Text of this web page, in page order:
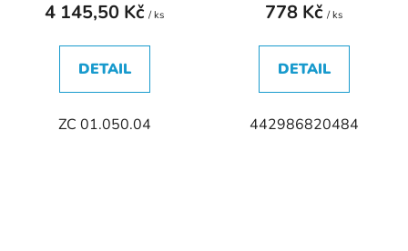
4 145,50 Kč / ks
DETAIL
ZC 01.050.04
778 Kč / ks
DETAIL
442986820484